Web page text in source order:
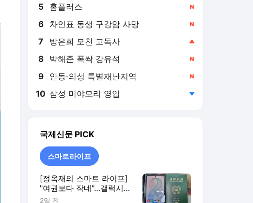
5 홈플러스
6 차인표 동생 구강암 사망
7 방은희 모친 고독사
8 박해준 폭싹 강유석
9 안동·의성 특별재난지역
10 삼성 미야모리 영입
국제신문 PICK
스마트라이프
[정옥재의 스마트 라이프]
"여권보다 작네"…갤럭시
Z8 폴드 써보니
2일 전